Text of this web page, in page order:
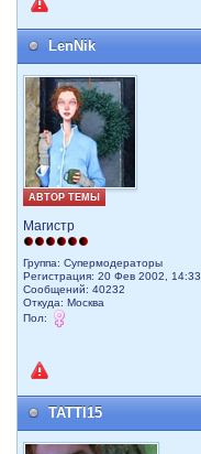
LenNik
АВТОР ТЕМЫ
Магистр
Группа: Супермодераторы
Регистрация: 20 Фев 2002, 14:33
Сообщений: 40232
Откуда: Москва
Пол:
TATTI15